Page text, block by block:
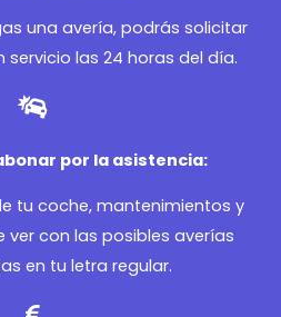
una avería, podrás solicitar
servicio las 24 horas del día.
por la asistencia:
tu coche, mantenimientos y
ver con las posibles averías
en tu letra regular.